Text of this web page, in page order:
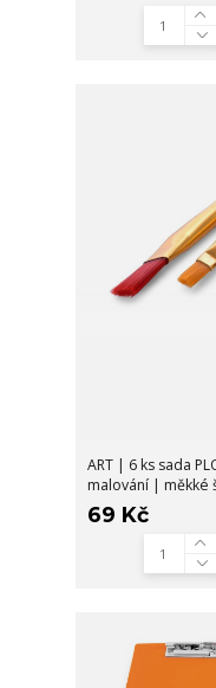
ART | 6 ks sada
malování | měkké
69 Kč